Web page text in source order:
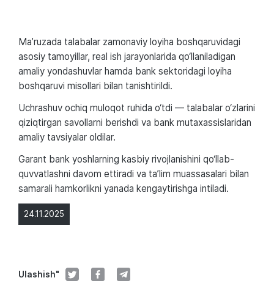
24.11.2025
Ulashish"
Ma’ruzada talabalar zamonaviy loyiha boshqaruvidagi
asosiy tamoyillar, real ish jarayonlarida qo‘llaniladigan
amaliy yondashuvlar hamda bank sektoridagi loyiha
boshqaruvi misollari bilan tanishtirildi.
Uchrashuv ochiq muloqot ruhida o‘tdi — talabalar o‘zlarini
qiziqtirgan savollarni berishdi va bank mutaxassislaridan
amaliy tavsiyalar oldilar.
Garant bank yoshlarning kasbiy rivojlanishini qo‘llab-
quvvatlashni davom ettiradi va ta’lim muassasalari bilan
samarali hamkorlikni yanada kengaytirishga intiladi.